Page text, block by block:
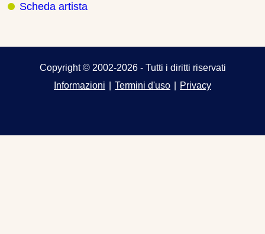
Scheda artista
Copyright © 2002-2026 - Tutti i diritti riservati
Informazioni | Termini d'uso | Privacy